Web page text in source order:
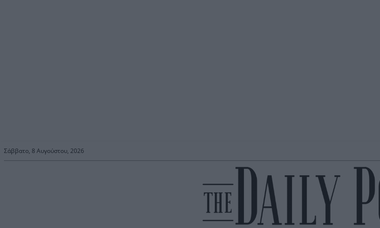
Σάββατο, 8 Αυγούστου, 2026